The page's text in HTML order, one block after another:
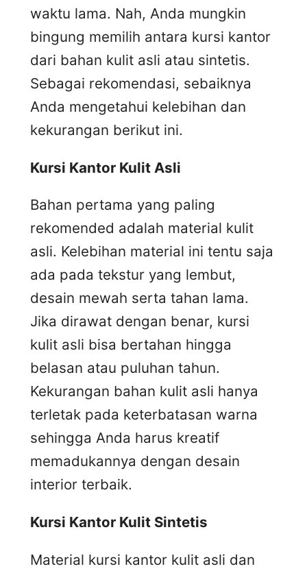
waktu lama. Nah, Anda mungkin
bingung memilih antara kursi kantor
dari bahan kulit asli atau sintetis.
Sebagai rekomendasi, sebaiknya
Anda mengetahui kelebihan dan
kekurangan berikut ini.
Kursi Kantor Kulit Asli
Bahan pertama yang paling
rekomended adalah material kulit
asli. Kelebihan material ini tentu saja
ada pada tekstur yang lembut,
desain mewah serta tahan lama.
Jika dirawat dengan benar, kursi
kulit asli bisa bertahan hingga
belasan atau puluhan tahun.
Kekurangan bahan kulit asli hanya
terletak pada keterbatasan warna
sehingga Anda harus kreatif
memadukannya dengan desain
interior terbaik.
Kursi Kantor Kulit Sintetis
Material kursi kantor kulit asli dan